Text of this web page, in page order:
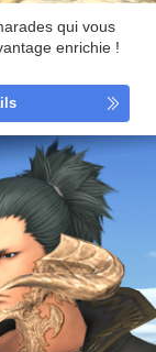
qui vous
enrichie !